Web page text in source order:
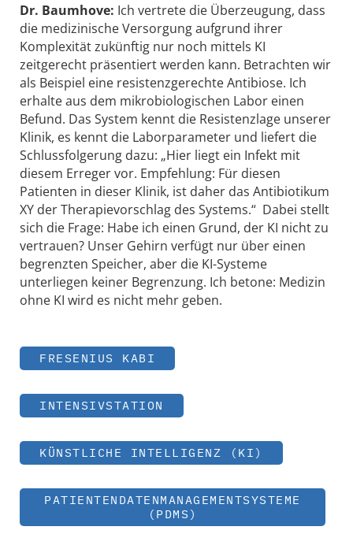
Dr. Baumhove: Ich vertrete die Überzeugung, dass
die medizinische Versorgung aufgrund ihrer
Komplexität zukünftig nur noch mittels KI
zeitgerecht präsentiert werden kann. Betrachten wir
als Beispiel eine resistenzgerechte Antibiose. Ich
erhalte aus dem mikrobiologischen Labor einen
Befund. Das System kennt die Resistenzlage unserer
Klinik, es kennt die Laborparameter und liefert die
Schlussfolgerung dazu: „Hier liegt ein Infekt mit
diesem Erreger vor. Empfehlung: Für diesen
Patienten in dieser Klinik, ist daher das Antibiotikum
XY der Therapievorschlag des Systems.“ Dabei stellt
sich die Frage: Habe ich einen Grund, der KI nicht zu
vertrauen? Unser Gehirn verfügt nur über einen
begrenzten Speicher, aber die KI-Systeme
unterliegen keiner Begrenzung. Ich betone: Medizin
ohne KI wird es nicht mehr geben.
FRESENIUS KABI
INTENSIVSTATION
KÜNSTLICHE INTELLIGENZ (KI)
PATIENTENDATENMANAGEMENTSYSTEME
(PDMS)